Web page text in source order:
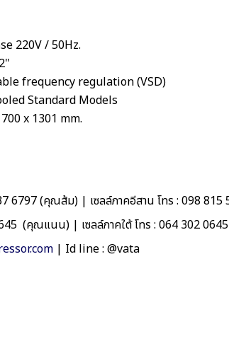
220V / 50Hz.
frequency regulation (VSD)
Standard Models
x 1301 mm.
6797 (คุณส้ม) | เซลล์ภาคอีสาน โทร : 098
(คุณแนน) | เซลล์ภาคใต้ โทร : 064 302
| Id line : @vata